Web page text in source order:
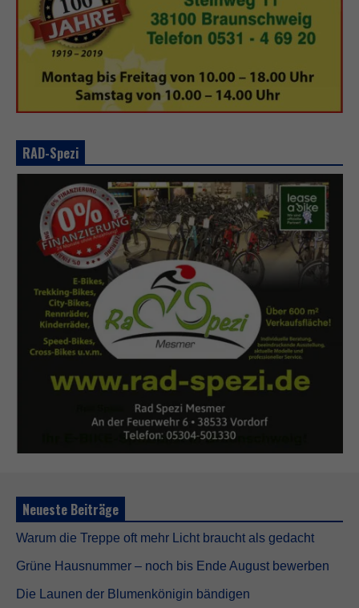
RAD-Spezi
Neueste Beiträge
Warum die Treppe oft mehr Licht braucht als gedacht
Grüne Hausnummer – noch bis Ende August bewerben
Die Launen der Blumenkönigin bändigen